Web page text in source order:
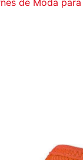
de Moda